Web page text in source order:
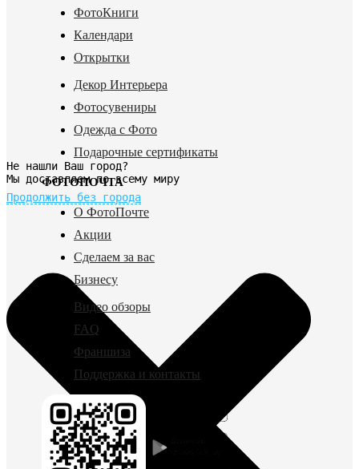
Не нашли Ваш город?
Мы доставляем по всему миру
Продолжить без города
ФотоКниги
Календари
Открытки
Декор Интерьера
Фотосувениры
Одежда с Фото
Подарочные сертификаты
ФОТОПОЧТА
О ФотоПочте
Акции
Сделаем за вас
Бизнесу
Видео обзоры
FAQ
Франшиза
Поддержка и контакты